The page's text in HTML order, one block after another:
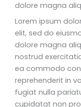
dolore magna
Lorem ipsum
elit, sed do
dolore magna
nostrud
ea commodo
reprehenderit in
fugiat nulla
cupidatat non